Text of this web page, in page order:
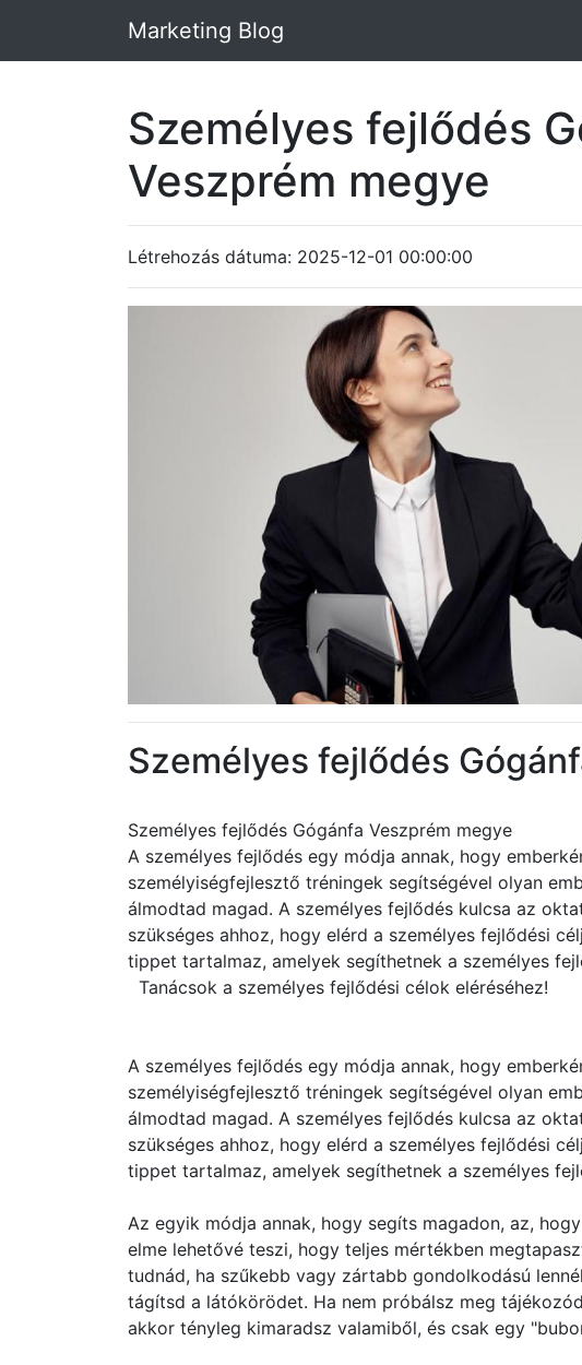
Marketing Blog
Személyes fejlődés
Veszprém megye
Létrehozás dátuma: 2025-12-01 00:00:00
Személyes fejlődés
Személyes fejlődés Gógánfa Veszprém megye
A személyes fejlődés egy módja annak, hogy
személyiségfejlesztő tréningek segítségével olyan
álmodtad magad. A személyes fejlődés kulcsa az
szükséges ahhoz, hogy elérd a személyes fejlődési
tippet tartalmaz, amelyek segíthetnek a személyes
Tanácsok a személyes fejlődési célok eléréséhez!
A személyes fejlődés egy módja annak, hogy
személyiségfejlesztő tréningek segítségével olyan
álmodtad magad. A személyes fejlődés kulcsa az
szükséges ahhoz, hogy elérd a személyes fejlődési
tippet tartalmaz, amelyek segíthetnek a személyes
Az egyik módja annak, hogy segíts magadon, az,
elme lehetővé teszi, hogy teljes mértékben
tudnád, ha szűkebb vagy zártabb gondolkodású
tágítsd a látókörödet. Ha nem próbálsz meg
akkor tényleg kimaradsz valamiből, és csak egy